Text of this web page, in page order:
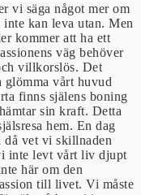
vi säga något mer om
kan leva utan. Men
kommer att ha ett
väg behöver
villkorslös. Det
glömma vårt huvud
finns själens boning
sin kraft. Detta
hem. En dag
då vet vi skillnaden
inte levt vårt liv djupt
här om den
till livet. Vi måste